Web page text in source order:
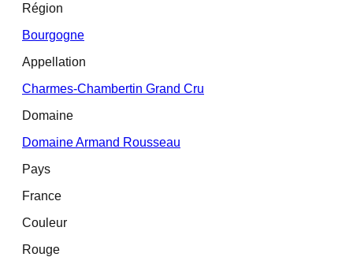
Région
Bourgogne
Appellation
Charmes-Chambertin Grand Cru
Domaine
Domaine Armand Rousseau
Pays
France
Couleur
Rouge